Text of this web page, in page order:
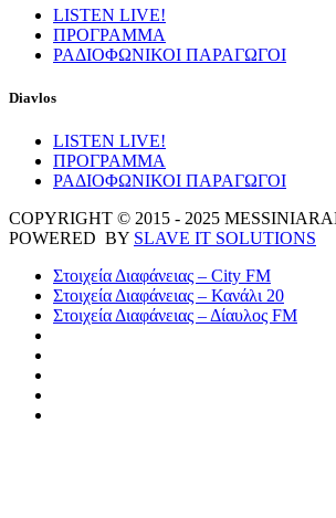
LISTEN LIVE!
ΠΡΟΓΡΑΜΜΑ
ΡΑΔΙΟΦΩΝΙΚΟΙ ΠΑΡΑΓΩΓΟΙ
Diavlos
LISTEN LIVE!
ΠΡΟΓΡΑΜΜΑ
ΡΑΔΙΟΦΩΝΙΚΟΙ ΠΑΡΑΓΩΓΟΙ
COPYRIGHT © 2015 - 2025
POWERED BY SLAVE IT SOLUTIONS
Στοιχεία Διαφάνειας – City FM
Στοιχεία Διαφάνειας – Κανάλι 20
Στοιχεία Διαφάνειας – Δίαυλος FM